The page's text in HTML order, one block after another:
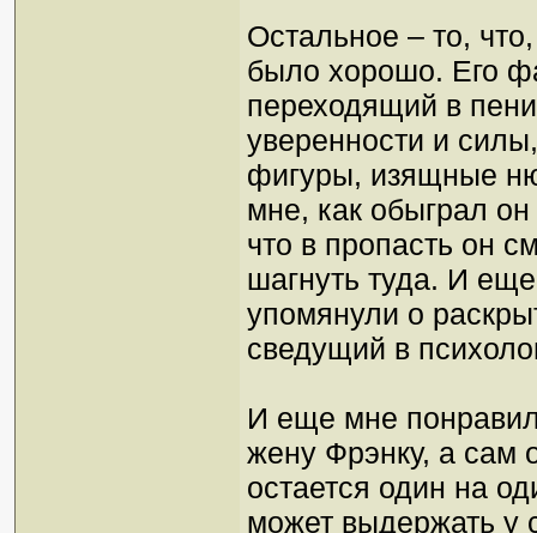
Остальное – то,
было хорошо. Его
переходящий в
уверенности и
фигуры, изящные
мне, как обыграл
что в пропасть он
шагнуть туда. И еще
упомянули о
сведущий в
И еще мне
жену Фрэнку, а сам
остается один на
может выдержать у